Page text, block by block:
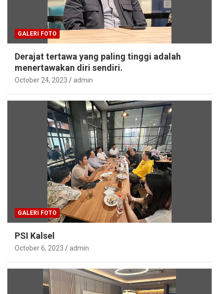
GALERI FOTO
Derajat tertawa yang paling tinggi adalah
menertawakan diri sendiri.
October 24, 2023 admin
GALERI FOTO
PSI Kalsel
October 6, 2023 admin